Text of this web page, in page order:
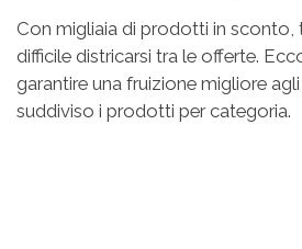
Con migliaia di prodotti in sconto,
difficile districarsi tra le offerte.
garantire una fruizione migliore
suddiviso i prodotti per categoria.